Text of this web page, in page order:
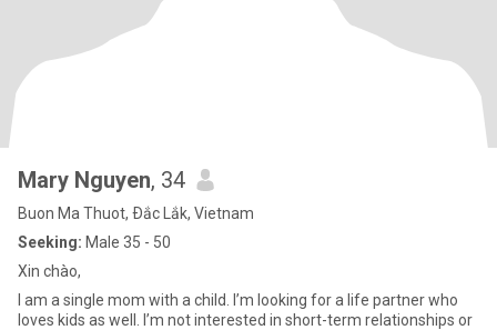
Mary Nguyen, 34
Buon Ma Thuot, Ðắc Lắk, Vietnam
Seeking: Male 35 - 50
Xin chào,
I am a single mom with a child. I’m looking for a life partner who
loves kids as well. I’m not interested in short-term relationships or